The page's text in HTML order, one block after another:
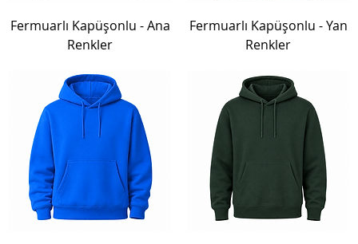
Fermuarlı Kapüşonlu - Ana
Renkler
Fermuarlı Kapüşonlu - Yan
Renkler